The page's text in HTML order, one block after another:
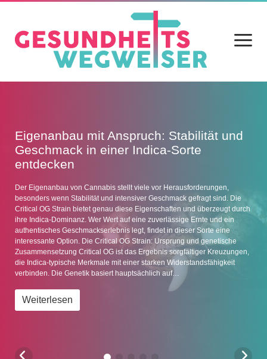
Menü
öffnen
Gesundheit
Alltag
Sport
Datenschutz
Impressum
Eigenanbau mit Anspruch: Stabilität und
Geschmack in einer Indica-Sorte
entdecken
Der Eigenanbau von Cannabis stellt viele vor Herausforderungen,
besonders wenn Stabilität und intensiver Geschmack gefragt sind. Die
Critical OG Strain bietet genau diese Eigenschaften und überzeugt durch
ihre Indica-Dominanz. Wer Wert auf eine zuverlässige Ernte und ein
authentisches Geschmackserlebnis legt, findet in dieser Sorte eine
interessante Option. Die Critical OG Strain: Ursprung und genetische
Zusammensetzung Critical OG ist das Ergebnis sorgfältiger Kreuzungen,
die Indica-typische Merkmale mit einer starken Widerstandsfähigkeit
verbinden. Die Genetik basiert hauptsächlich auf…
Weiterlesen